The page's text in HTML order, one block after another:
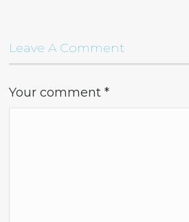
Leave A Comment
Your comment*